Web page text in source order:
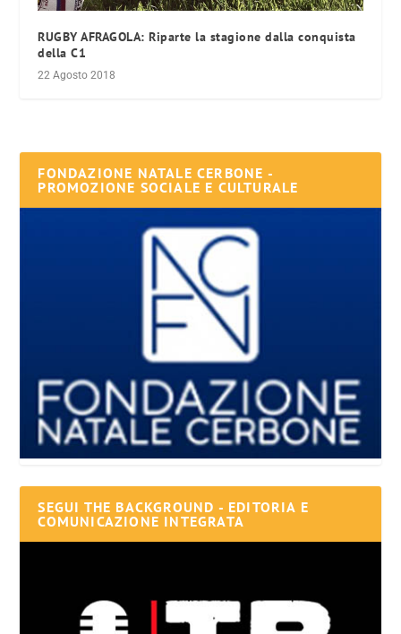
RUGBY AFRAGOLA: Riparte la stagione dalla conquista
della C1
22 Agosto 2018
FONDAZIONE NATALE CERBONE -
PROMOZIONE SOCIALE E CULTURALE
SEGUI THE BACKGROUND - EDITORIA E
COMUNICAZIONE INTEGRATA